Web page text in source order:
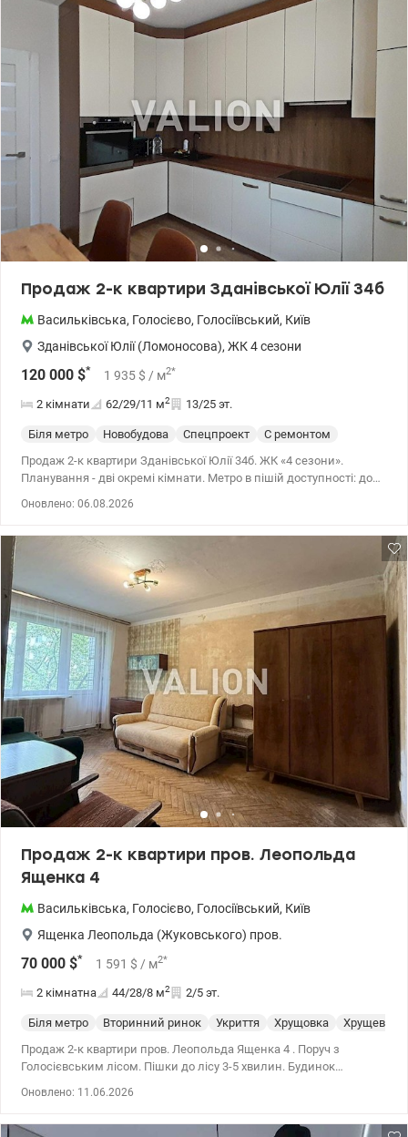
морозильна камера. Все в справному стані. Поряд розвинена
інфраструктура. т.044 200 10 80 Valion.ua/1152398
Продаж 2-к квартири Зданівської Юлії 34б
Васильківська, Голосієво, Голосіївський, Київ
Зданівської Юлії (Ломоносова), ЖК 4 сезони
120 000 $* 1 935 $ / м2*
2 кімнати 62/29/11 м2 13/25 эт.
Біля метро Новобудова Спецпроект
С ремонтом
Продаж 2-к квартири Зданівської Юлії 34б. ЖК «4 сезони».
Планування - дві окремі кімнати. Метро в пішій доступності: до
Оновлено: 06.08.2026
Продаж 2-к квартири пров. Леопольда
Ященка 4
Васильківська, Голосієво, Голосіївський, Київ
Ященка Леопольда (Жуковського) пров.
70 000 $* 1 591 $ / м2*
2 кімнатна 44/28/8 м2 2/5 эт.
Біля метро Вторинний ринок Укриття Хрущовка
Хрущевка
Продаж 2-к квартири пров. Леопольда Ященка 4 . Поруч з
Голосієвським лісом. Пішки до лісу 3-5 хвилин. Будинок
Оновлено: 11.06.2026